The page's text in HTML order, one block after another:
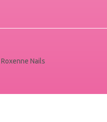
Nails